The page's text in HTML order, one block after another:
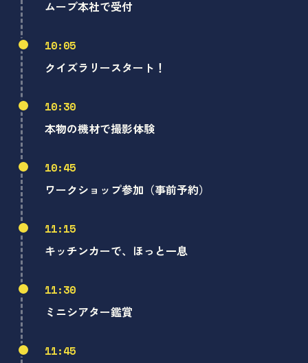
ムーブ本社で受付
10:05
クイズラリースタート！
10:30
本物の機材で撮影体験
10:45
ワークショップ参加（事前予約）
11:15
キッチンカーで、ほっと一息
11:30
ミニシアター鑑賞
11:45